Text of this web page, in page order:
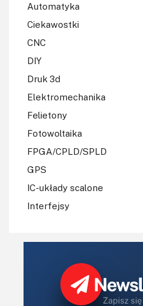
Automatyka
Ciekawostki
CNC
DIY
Druk 3d
Elektromechanika
Felietony
Fotowoltaika
FPGA/CPLD/SPLD
GPS
IC-układy scalone
Interfejsy
Koła Naukowe